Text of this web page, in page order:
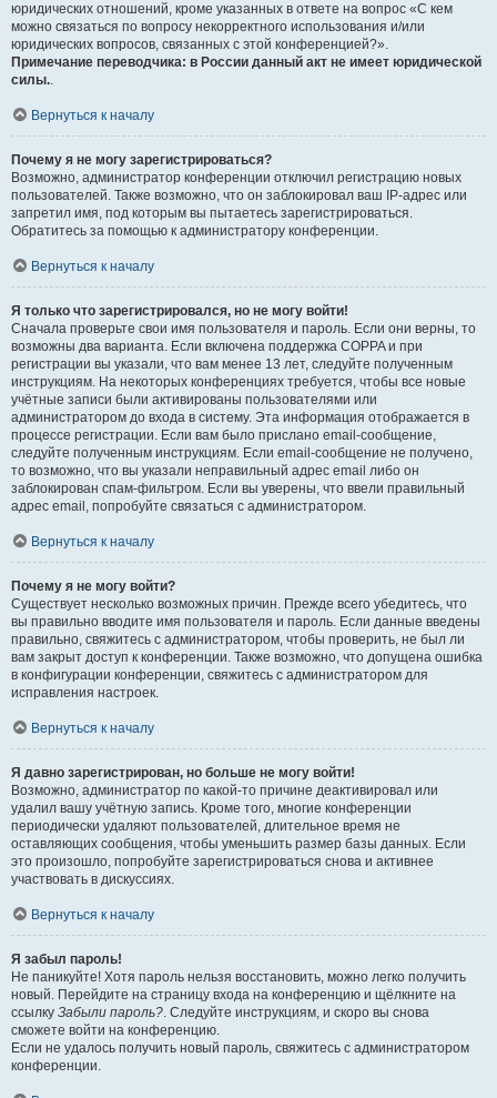
юридических отношений, кроме указанных в ответе на вопрос «С кем
можно связаться по вопросу некорректного использования и/или
юридических вопросов, связанных с этой конференцией?».
Примечание переводчика: в России данный акт не имеет юридической
силы..
Вернуться к началу
Почему я не могу зарегистрироваться?
Возможно, администратор конференции отключил регистрацию новых
пользователей. Также возможно, что он заблокировал ваш IP-адрес или
запретил имя, под которым вы пытаетесь зарегистрироваться.
Обратитесь за помощью к администратору конференции.
Вернуться к началу
Я только что зарегистрировался, но не могу войти!
Сначала проверьте свои имя пользователя и пароль. Если они верны, то
возможны два варианта. Если включена поддержка COPPA и при
регистрации вы указали, что вам менее 13 лет, следуйте полученным
инструкциям. На некоторых конференциях требуется, чтобы все новые
учётные записи были активированы пользователями или
администратором до входа в систему. Эта информация отображается в
процессе регистрации. Если вам было прислано email-сообщение,
следуйте полученным инструкциям. Если email-сообщение не получено,
то возможно, что вы указали неправильный адрес email либо он
заблокирован спам-фильтром. Если вы уверены, что ввели правильный
адрес email, попробуйте связаться с администратором.
Вернуться к началу
Почему я не могу войти?
Существует несколько возможных причин. Прежде всего убедитесь, что
вы правильно вводите имя пользователя и пароль. Если данные введены
правильно, свяжитесь с администратором, чтобы проверить, не был ли
вам закрыт доступ к конференции. Также возможно, что допущена ошибка
в конфигурации конференции, свяжитесь с администратором для
исправления настроек.
Вернуться к началу
Я давно зарегистрирован, но больше не могу войти!
Возможно, администратор по какой-то причине деактивировал или
удалил вашу учётную запись. Кроме того, многие конференции
периодически удаляют пользователей, длительное время не
оставляющих сообщения, чтобы уменьшить размер базы данных. Если
это произошло, попробуйте зарегистрироваться снова и активнее
участвовать в дискуссиях.
Вернуться к началу
Я забыл пароль!
Не паникуйте! Хотя пароль нельзя восстановить, можно легко получить
новый. Перейдите на страницу входа на конференцию и щёлкните на
ссылку Забыли пароль?. Следуйте инструкциям, и скоро вы снова
сможете войти на конференцию.
Если не удалось получить новый пароль, свяжитесь с администратором
конференции.